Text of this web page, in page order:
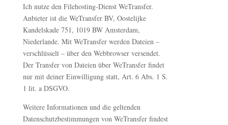
Ich nutze den Filehosting-Dienst WeTransfer.
Anbieter ist die WeTransfer BV, Oostelijke
Kandelskade 751, 1019 BW Amsterdam,
Niederlande. Mit WeTransfer werden Dateien –
verschlüsselt – über den Webbrowser versendet.
Der Transfer von Dateien über WeTransfer findet
nur mit deiner Einwilligung statt, Art. 6 Abs. 1 S.
1 lit. a DSGVO.
Weitere Informationen und die geltenden
Datenschutzbestimmungen von WeTransfer findest